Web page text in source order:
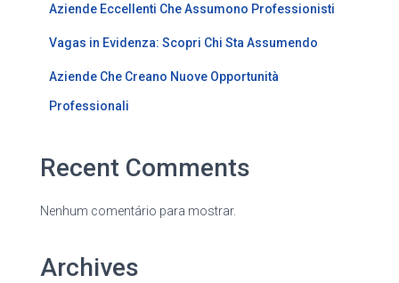
Aziende Eccellenti Che Assumono Professionisti
Vagas in Evidenza: Scopri Chi Sta Assumendo
Aziende Che Creano Nuove Opportunità
Professionali
Recent Comments
Nenhum comentário para mostrar.
Archives